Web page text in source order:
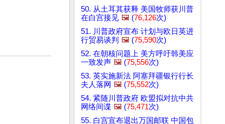
50. 从土耳其获释 美国牧师获川普
在白宫接见 🖼️ (76,126次)
51. 川普政府宣布 计划与欧日英进
行贸易谈判 🖼️ (75,590次)
52. 在朝核问题上 美方呼吁韩美应
一致发声 🖼️ (75,556次)
53. 英实施新法 阿塞拜疆银行行长
夫人落网 🖼️ (75,552次)
54. 紧随川普政府 欧盟拟对抗中共
网络间谍 🖼️ (75,471次)
55. 白宫宣布退出万国邮联 中国包